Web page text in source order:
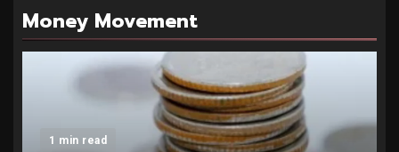
Money Movement
1 min read